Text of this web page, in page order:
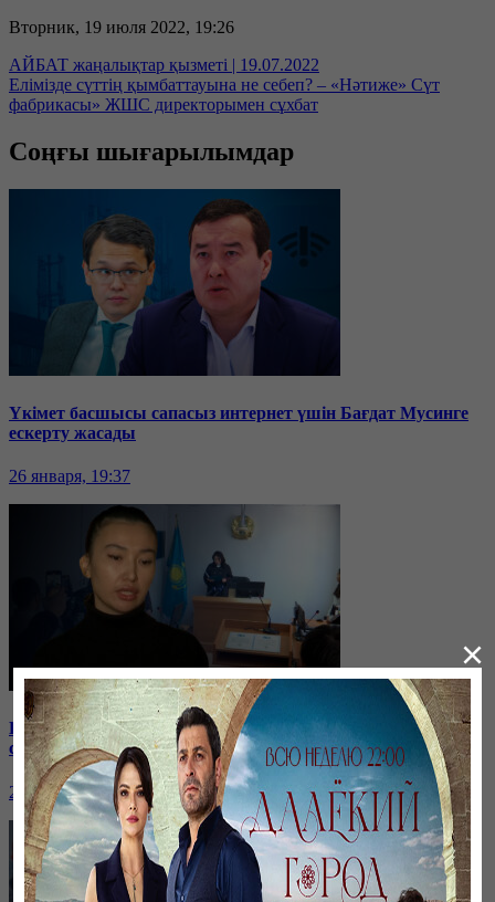
Вторник, 19 июля 2022, 19:26
АЙБАТ жаңалықтар қызметі | 19.07.2022
Елімізде сүттің қымбаттауына не себеп? – «Нәтиже» Сүт
фабрикасы» ЖШС директорымен сұхбат
Соңғы шығарылымдар
Үкімет басшысы сапасыз интернет үшін Бағдат Мусинге
ескерту жасады
26 января, 19:37
Бірнеше отбасын алдаған туристік фирма директоры
сотталып жатыр
26 января, 19:36
×